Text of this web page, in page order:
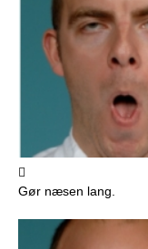

Gør næsen lang.